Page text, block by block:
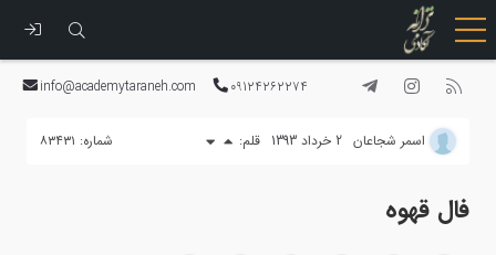
رفتن
به
09124262274
info@academytaraneh.com
اسمر شجاعان 2 خرداد 1393 قلم: شماره: ۸۳۴۳۱
فال قهوه